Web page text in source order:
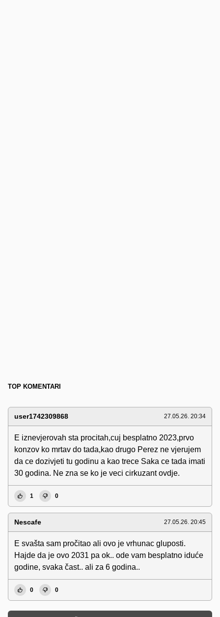
TOP KOMENTARI
user1742309868 27.05.26. 20:34
E iznevjerovah sta procitah,cuj besplatno 2023,prvo
konzov ko mrtav do tada,kao drugo Perez ne vjerujem
da ce dozivjeti tu godinu a kao trece Saka ce tada imati
30 godina. Ne zna se ko je veci cirkuzant ovdje.
1 0
Nescafe 27.05.26. 20:45
E svašta sam pročitao ali ovo je vrhunac gluposti.
Hajde da je ovo 2031 pa ok.. ode vam besplatno iduće
godine, svaka čast.. ali za 6 godina..
0 0